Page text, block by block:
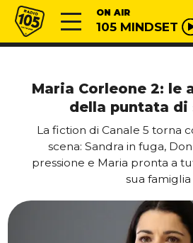
Vai al contenuto
Radio 105 ON AIR
105 MINDSET
Maria Corleone 2: le
della puntata di
La fiction di Canale 5 torna
scena: Sandra in fuga,
pressione e Maria pronta a
sua famiglia